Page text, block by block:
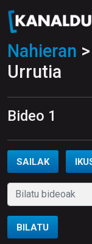
Nahieran
Urrutia
Bideo 1
SAILAK
BILATU